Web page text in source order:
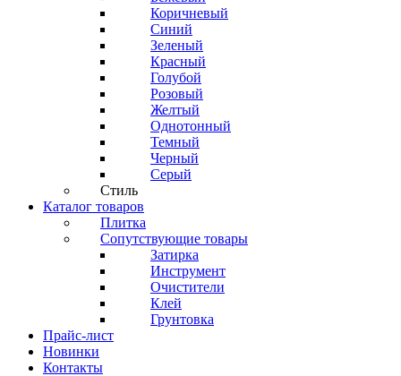
Коричневый
Синий
Зеленый
Красный
Голубой
Розовый
Желтый
Однотонный
Темный
Черный
Серый
Стиль
Каталог товаров
Плитка
Сопутствующие товары
Затирка
Инструмент
Очистители
Клей
Грунтовка
Прайс-лист
Новинки
Контакты